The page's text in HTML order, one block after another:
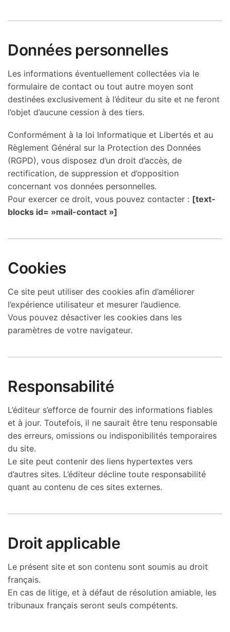
Données personnelles
Les informations éventuellement collectées via le
formulaire de contact ou tout autre moyen sont
destinées exclusivement à l’éditeur du site et ne feront
l’objet d’aucune cession à des tiers.
Conformément à la loi Informatique et Libertés et au
Règlement Général sur la Protection des Données
(RGPD), vous disposez d’un droit d’accès, de
rectification, de suppression et d’opposition
concernant vos données personnelles.
Pour exercer ce droit, vous pouvez contacter : [text-
blocks id= »mail-contact »]
Cookies
Ce site peut utiliser des cookies afin d’améliorer
l’expérience utilisateur et mesurer l’audience.
Vous pouvez désactiver les cookies dans les
paramètres de votre navigateur.
Responsabilité
L’éditeur s’efforce de fournir des informations fiables
et à jour. Toutefois, il ne saurait être tenu responsable
des erreurs, omissions ou indisponibilités temporaires
du site.
Le site peut contenir des liens hypertextes vers
d’autres sites. L’éditeur décline toute responsabilité
quant au contenu de ces sites externes.
Droit applicable
Le présent site et son contenu sont soumis au droit
français.
En cas de litige, et à défaut de résolution amiable, les
tribunaux français seront seuls compétents.